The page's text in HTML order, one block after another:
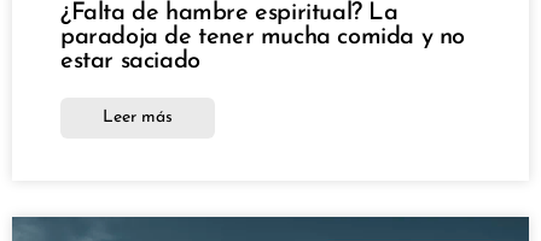
¿Falta de hambre espiritual? La
paradoja de tener mucha comida y no
estar saciado
Leer más